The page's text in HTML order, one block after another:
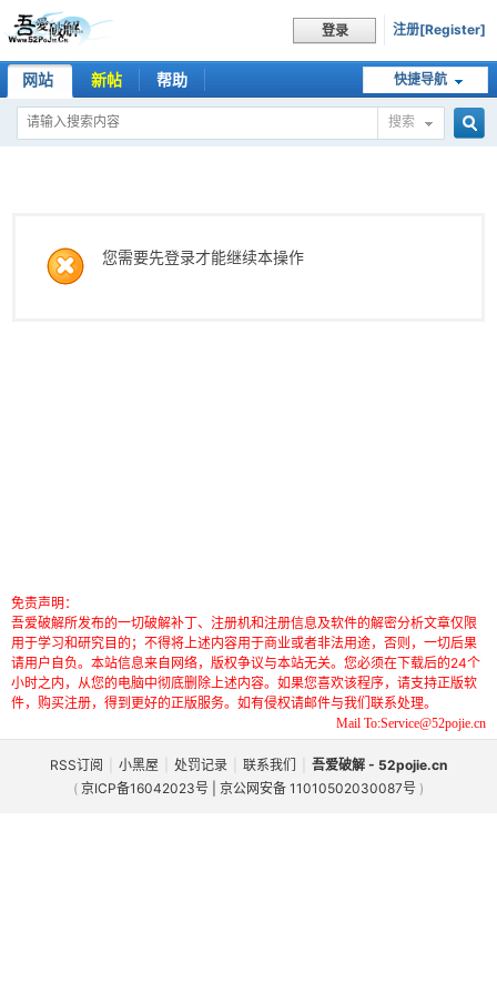
登录 注册[Register]
快捷导航
网站 新帖 帮助
搜索
您需要先登录才能继续本操作
免责声明：
吾爱破解所发布的一切破解补丁、注册机和注册信息及软件的解密分析文章仅限
用于学习和研究目的；不得将上述内容用于商业或者非法用途，否则，一切后果
请用户自负。本站信息来自网络，版权争议与本站无关。您必须在下载后的24个
小时之内，从您的电脑中彻底删除上述内容。如果您喜欢该程序，请支持正版软
件，购买注册，得到更好的正版服务。如有侵权请邮件与我们联系处理。
Mail To:Service@52pojie.cn
RSS订阅 小黑屋 处罚记录 联系我们
吾爱破解 - 52pojie.cn
( 京ICP备16042023号 | 京公网安备 11010502030087号 )